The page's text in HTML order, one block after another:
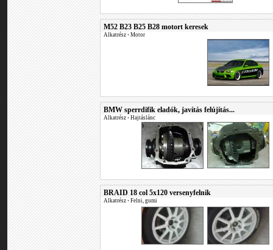
M52 B23 B25 B28 motort keresek
Alkatrész • Motor
BMW sperrdifik eladók, javítás felújítás...
Alkatrész • Hajtáslánc
BRAID 18 col 5x120 versenyfelnik
Alkatrész • Felni, gumi